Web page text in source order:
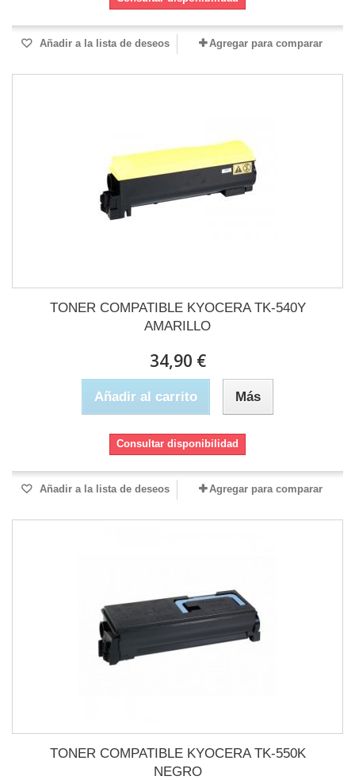
Añadir a la lista de deseos Agregar para comparar
TONER COMPATIBLE KYOCERA TK-540Y
AMARILLO
34,90 €
Añadir al carrito Más
Consultar disponibilidad
Añadir a la lista de deseos Agregar para comparar
TONER COMPATIBLE KYOCERA TK-550K
NEGRO